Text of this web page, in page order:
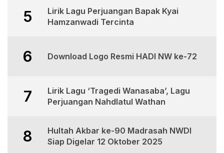
5
Lirik Lagu Perjuangan Bapak Kyai
Hamzanwadi Tercinta
6 Download Logo Resmi HADI NW ke-72
7
Lirik Lagu ‘Tragedi Wanasaba’, Lagu
Perjuangan Nahdlatul Wathan
8
Hultah Akbar ke-90 Madrasah NWDI
Siap Digelar 12 Oktober 2025